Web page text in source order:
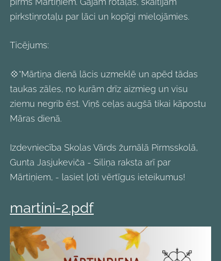
pirkstiņrotaļu par lāci un kopīgi mielojāmies.
Ticējums:
💠“Mārtiņa dienā lācis uzmeklē un apēd tādas
taukas zāles, no kurām drīz aizmieg un visu
ziemu negrib ēst. Viņš ceļas augšā tikai kāpostu
Māras dienā.
Izdevniecība Skolas Vārds žurnālā Pirmsskolā,
Gunta Jasjukeviča - Siliņa raksta arī par
Mārtiņiem, - lasiet ļoti vērtīgus ieteikumus!
martini-2.pdf